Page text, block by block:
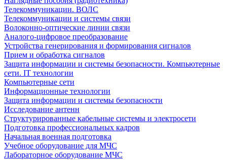
Телекоммуникации. ВОЛС
Телекоммуникации и системы связи
Волоконно-оптические линии связи
Аналого-цифровое преобразование
Устройства генерирования и формирования сигналов
Прием и обработка сигналов
Защита информации и системы безопасности. Компьютерные
сети. IT технологии
Компьютерные сети
Информационные технологии
Защита информации и системы безопасности
Исследование антенн
Структурированные кабельные системы и электросети
Подготовка профессиональных кадров
Начальная военная подготовка
Учебное оборудование для МЧС
Лабораторное оборудование МЧС